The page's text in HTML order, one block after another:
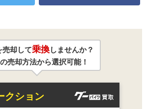
売却して乗換しませんか？
売却方法から選択可能！
クション